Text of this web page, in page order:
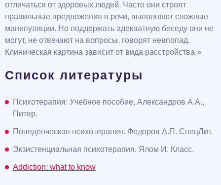
отличаться от здоровых людей. Часто они строят
правильные предложения в речи, выполняют сложные
манипуляции. Но поддержать адекватную беседу они не
могут, не отвечают на вопросы, говорят невпопад.
Клиническая картина зависит от вида расстройства.»
Список литературы
Психотерапия: Учебное пособие, Александров А.А.,
Питер.
Поведенческая психотерапия. Федоров А.П. СпецЛит.
Экзистенциальная психотерапия. Ялом И. Класс.
Addiction: what to know